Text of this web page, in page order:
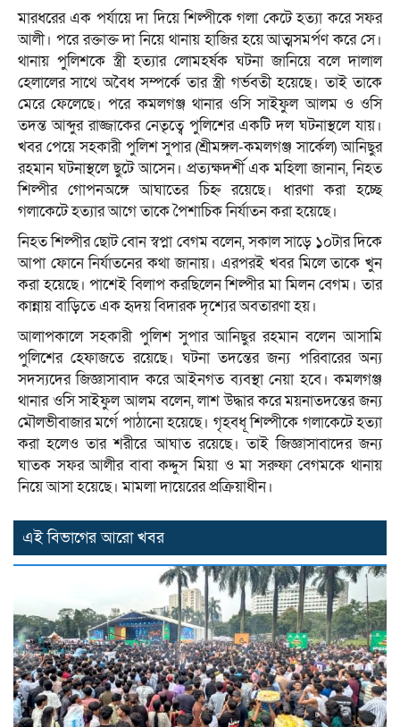
মারধরের এক পর্যায়ে দা দিয়ে শিল্পীকে গলা কেটে হত্যা করে সফর
আলী। পরে রক্তাক্ত দা নিয়ে থানায় হাজির হয়ে আত্মসমর্পণ করে সে।
থানায় পুলিশকে স্ত্রী হত্যার লোমহর্ষক ঘটনা জানিয়ে বলে দালাল
হেলালের সাথে অবৈধ সম্পর্কে তার স্ত্রী গর্ভবতী হয়েছে। তাই তাকে
মেরে ফেলেছে। পরে কমলগঞ্জ থানার ওসি সাইফুল আলম ও ওসি
তদন্ত আব্দুর রাজ্জাকের নেতৃত্বে পুলিশের একটি দল ঘটনাস্থলে যায়।
খবর পেয়ে সহকারী পুলিশ সুপার (শ্রীমঙ্গল-কমলগঞ্জ সার্কেল) আনিছুর
রহমান ঘটনাস্থলে ছুটে আসেন। প্রত্যক্ষদর্শী এক মহিলা জানান, নিহত
শিল্পীর গোপনঅঙ্গে আঘাতের চিহ্ন রয়েছে। ধারণা করা হচ্ছে
গলাকেটে হত্যার আগে তাকে পৈশাচিক নির্যাতন করা হয়েছে।
নিহত শিল্পীর ছোট বোন স্বপ্না বেগম বলেন, সকাল সাড়ে ১০টার দিকে
আপা ফোনে নির্যাতনের কথা জানায়। এরপরই খবর মিলে তাকে খুন
করা হয়েছে। পাশেই বিলাপ করছিলেন শিল্পীর মা মিলন বেগম। তার
কান্নায় বাড়িতে এক হৃদয় বিদারক দৃশ্যের অবতারণা হয়।
আলাপকালে সহকারী পুলিশ সুপার আনিছুর রহমান বলেন আসামি
পুলিশের হেফাজতে রয়েছে। ঘটনা তদন্তের জন্য পরিবারের অন্য
সদস্যদের জিজ্ঞাসাবাদ করে আইনগত ব্যবস্থা নেয়া হবে। কমলগঞ্জ
থানার ওসি সাইফুল আলম বলেন, লাশ উদ্ধার করে ময়নাতদন্তের জন্য
মৌলভীবাজার মর্গে পাঠানো হয়েছে। গৃহবধূ শিল্পীকে গলাকেটে হত্যা
করা হলেও তার শরীরে আঘাত রয়েছে। তাই জিজ্ঞাসাবাদের জন্য
ঘাতক সফর আলীর বাবা কদ্দুস মিয়া ও মা সরুফা বেগমকে থানায়
নিয়ে আসা হয়েছে। মামলা দায়েরের প্রক্রিয়াধীন।
এই বিভাগের আরো খবর